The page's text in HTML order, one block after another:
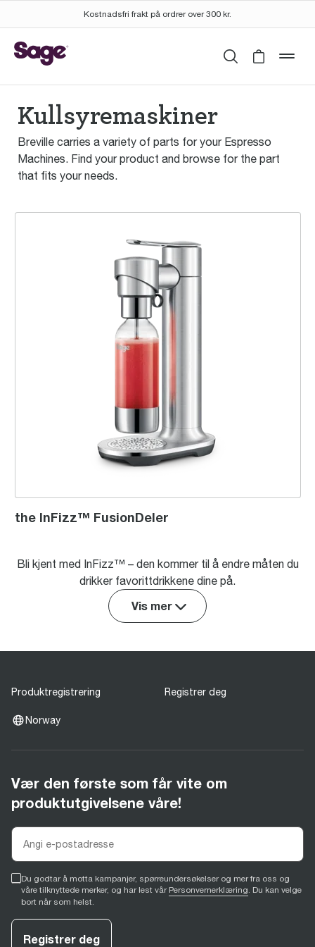
Kostnadsfri frakt på ordrer over 300 kr.
Søk Cart is
Kullsyremaskiner
Breville carries a variety of parts for your Espresso
Machines. Find your product and browse for the part
that fits your needs.
the InFizz™ Fusion
the InFizz™ FusionDeler
Bli kjent med InFizz™ – den kommer til å endre måten du
drikker favorittdrikkene dine på.
Vis mer
Produktregistrering Registrer deg
Norway
Vær den første som får vite om
produktutgivelsene våre!
Du godtar å motta kampanjer, spørreundersøkelser og mer fra oss og
våre tilknyttede merker, og har lest vår Personvernerklæring. Du kan velge
bort når som helst.
Registrer deg